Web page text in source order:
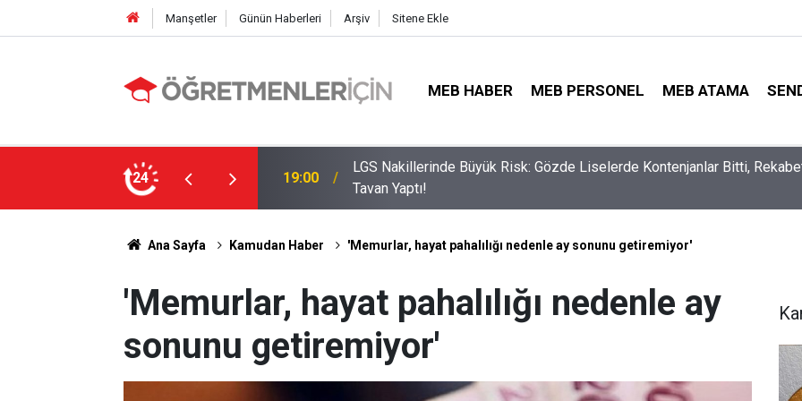
Manşetler Günün Haberleri Arşiv Sitene Ekle
MEB HABER MEB PERSONEL MEB ATAMA
24
Liselerde Kontenjanlar Bitti, Rekabet
09:05 İlçe Milli Eğitim Müdürü Ataması Yapıldı
Ana Sayfa Kamudan Haber 'Memurlar, hayat pahalılığı nedenle ay sonunu getiremiyor'
'Memurlar, hayat pahalılığı nedenle ay
sonunu getiremiyor'